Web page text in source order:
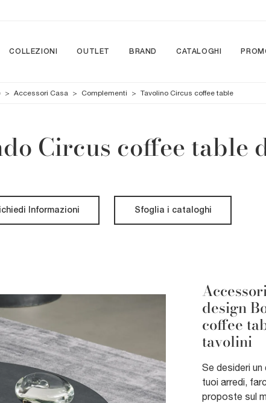
COLLEZIONI OUTLET BRAND CATALOGHI
> Accessori Casa > Complementi > Tavolino Circus coffee table
Circus coffee table
Informazioni Sfoglia i cataloghi
design
coffee
tavolini
Se desideri
tuoi arredi,
proposte sul